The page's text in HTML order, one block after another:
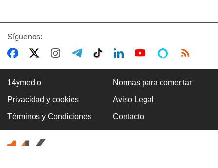
NICARAGUA
EE UU propone a la OEA convocar a los
cancilleres para "tomar medidas" contra las
Síguenos:
14ymedio Normas para comentar
Privacidad y cookies Aviso Legal
Términos y Condiciones Contacto